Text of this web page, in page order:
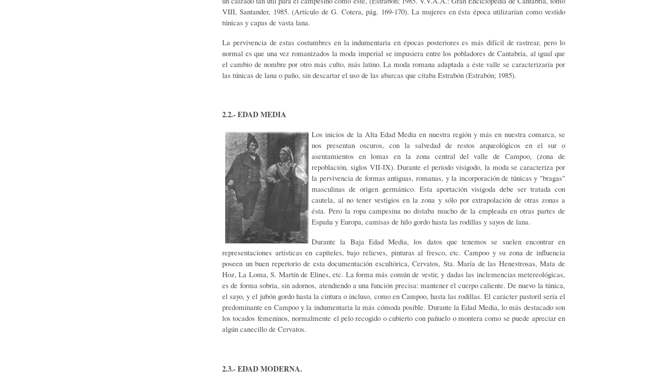
VIII, Santander, 1985. (Artículo de G. Cotera, pág. 169-170). La mujeres en ésta época utilizarían como vestido
túnicas y capas de vasta lana.
La pervivencia de estas costumbres en la indumentaria en épocas posteriores es más difícil de rastrear, pero lo
normal es que una vez romanizados la moda imperial se impusiera entre los pobladores de Cantabria, al igual que
el cambio de nombre por otro más culto, más latino. La moda romana adaptada a éste valle se caracterizaría por
las túnicas de lana o paño, sin descartar el uso de las abarcas que citaba Estrabón (Estrabón; 1985).
2.2.- EDAD MEDIA
Los inicios de la Alta Edad Media en nuestra región y más en nuestra comarca, se
nos presentan oscuros, con la salvedad de restos arqueológicos en el sur o
asentamientos en lomas en la zona central del valle de Campoo, (zona de
repoblación, siglos VII-IX). Durante el periodo visigodo, la moda se caracteriza por
la pervivencia de formas antiguas, romanas, y la incorporación de túnicas y "bragas"
masculinas de origen germánico. Esta aportación visigoda debe ser tratada con
cautela, al no tener vestigios en la zona y sólo por extrapolación de otras zonas a
ésta. Pero la ropa campesina no distaba mucho de la empleada en otras partes de
España y Europa, camisas de hilo gordo hasta las rodillas y sayos de lana.
Durante la Baja Edad Media, los datos que tenemos se suelen encontrar en
representaciones artísticas en capiteles, bajo relieves, pinturas al fresco, etc. Campoo y su zona de influencia
poseen un buen repertorio de esta documentación escultórica, Cervatos, Sta. María de las Henestrosas, Mata de
Hoz, La Loma, S. Martín de Elines, etc. La forma más común de vestir, y dadas las inclemencias metereológicas,
es de forma sobria, sin adornos, atendiendo a una función precisa: mantener el cuerpo caliente. De nuevo la túnica,
el sayo, y el jubón gordo hasta la cintura o incluso, como en Campoo, hasta las rodillas. El carácter pastoril sería el
predominante en Campoo y la indumentaria la más cómoda posible. Durante la Edad Media, lo más destacado son
los tocados femeninos, normalmente el pelo recogido o cubierto con pañuelo o montera como se puede apreciar en
algún canecillo de Cervatos.
2.3.- EDAD MODERNA.